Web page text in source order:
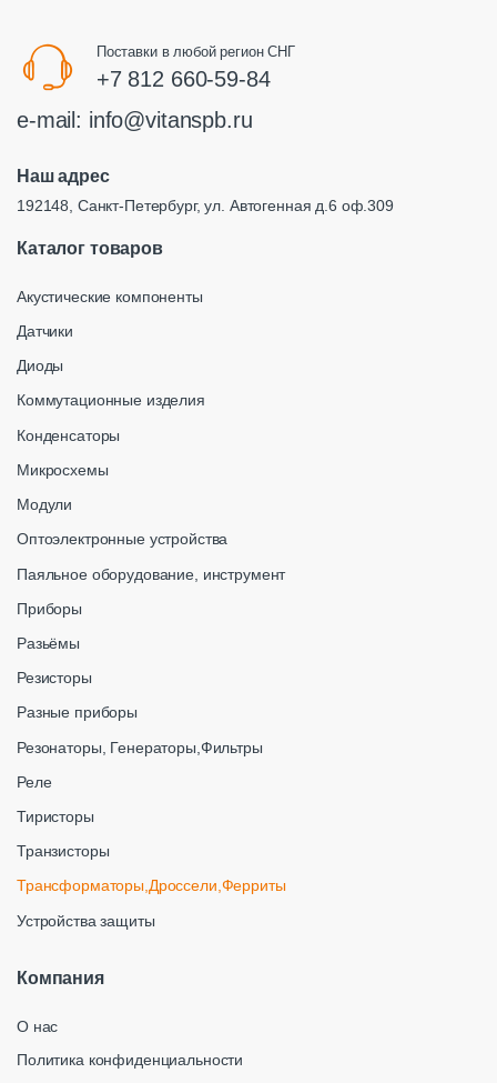
Поставки в любой регион СНГ
+7 812 660-59-84
e-mail: info@vitanspb.ru
Наш адрес
192148, Санкт-Петербург, ул. Автогенная д.6 оф.309
Каталог товаров
Акустические компоненты
Датчики
Диоды
Коммутационные изделия
Конденсаторы
Микросхемы
Модули
Оптоэлектронные устройства
Паяльное оборудование, инструмент
Приборы
Разьёмы
Резисторы
Разные приборы
Резонаторы, Генераторы,Фильтры
Реле
Тиристоры
Транзисторы
Трансформаторы,Дроссели,Ферриты
Устройства защиты
Компания
О нас
Политика конфиденциальности